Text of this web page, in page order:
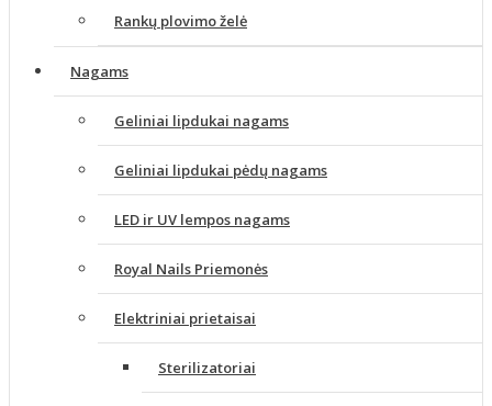
Rankų plovimo želė
Nagams
Geliniai lipdukai nagams
Geliniai lipdukai pėdų nagams
LED ir UV lempos nagams
Royal Nails Priemonės
Elektriniai prietaisai
Sterilizatoriai